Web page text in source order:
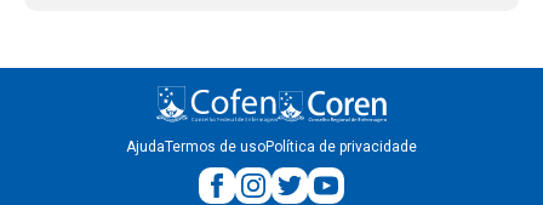
AjudaTermos de usoPolítica de privacidade